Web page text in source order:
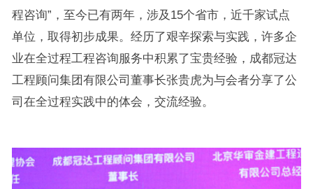
程咨询”，至今已有两年，涉及15个省市，近千家试点
单位，取得初步成果。经历了艰辛探索与实践，许多企
业在全过程工程咨询服务中积累了宝贵经验，成都冠达
工程顾问集团有限公司董事长张贵虎为与会者分享了公
司在全过程实践中的体会，交流经验。